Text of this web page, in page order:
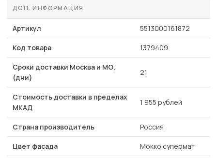
ДОП. ИНФОРМАЦИЯ
Артикул 5513000161872
Код товара 1379409
Сроки доставки Москва и МО,
(дни)
21
Стоимость доставки в пределах
МКАД
1 955 рублей
Страна производитель Россия
Цвет фасада Мокко супермат